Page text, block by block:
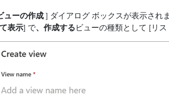
ューの作成] ダイアログ ボックスが表示され
表示] で、作成するビューの種類として [リ